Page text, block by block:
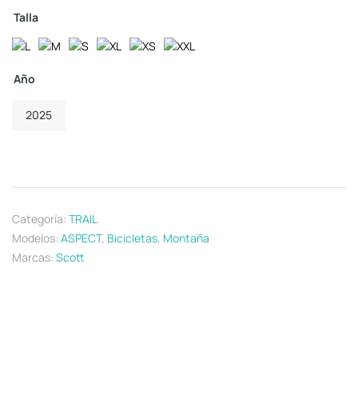
Talla
Año
2025
Categoría: TRAIL
Modelos: ASPECT, Bicicletas, Montaña
Marcas: Scott